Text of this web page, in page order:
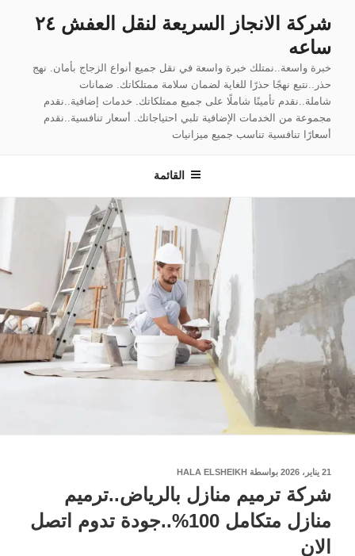
المحتوى
شركة الانجاز السريعة لنقل العفش ٢٤
ساعه
خبرة واسعة..نمتلك خبرة واسعة في نقل جميع أنواع الزجاج بأمان. نهج
حذر..نتبع نهجًا حذرًا للغاية لضمان سلامة ممتلكاتك. ضمانات
شاملة..نقدم تأمينًا شاملًا على جميع ممتلكاتك. خدمات إضافية..نقدم
مجموعة من الخدمات الإضافية تلبي احتياجاتك. أسعار تنافسية..نقدم
أسعارًا تنافسية تناسب جميع ميزانيات
القائمة
نُشر
21 يناير، 2026 بواسطة HALA ELSHEIKH
شركة ترميم منازل بالرياض..ترميم
منازل متكامل 100%..جودة تدوم اتصل
الان